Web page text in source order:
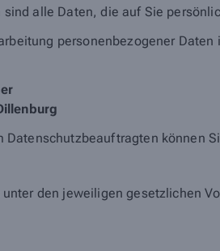
sind alle Daten, die auf Sie
personenbezogener Daten
Datenschutzbeauftragten können
den jeweiligen gesetzlichen